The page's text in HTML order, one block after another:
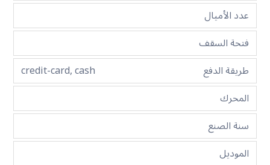
عدد الأميال
فتحة السقف
طريقة الدفع
credit-card, cash
المحرك
سنة الصنع
الموديل